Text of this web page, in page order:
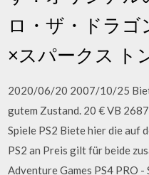
ロ・ザ・ドラ
×スパークス ト
2020/06/20 2007/10/25
gutem Zustand. 20 € VB
Spiele PS2 Biete hier die auf
PS2 an Preis gilt für beide
Adventure Games PS4 PRO